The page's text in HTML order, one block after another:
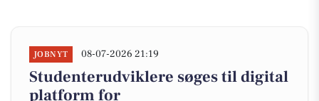
JOBNYT 08-07-2026 21:19
Studenterudviklere søges til digital
platform for